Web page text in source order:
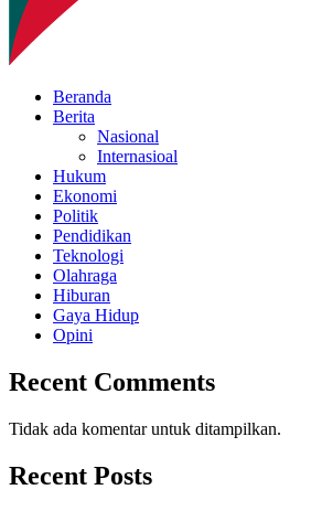
Beranda
Berita
Nasional
Internasioal
Hukum
Ekonomi
Politik
Pendidikan
Teknologi
Olahraga
Hiburan
Gaya Hidup
Opini
Recent Comments
Tidak ada komentar untuk ditampilkan.
Recent Posts